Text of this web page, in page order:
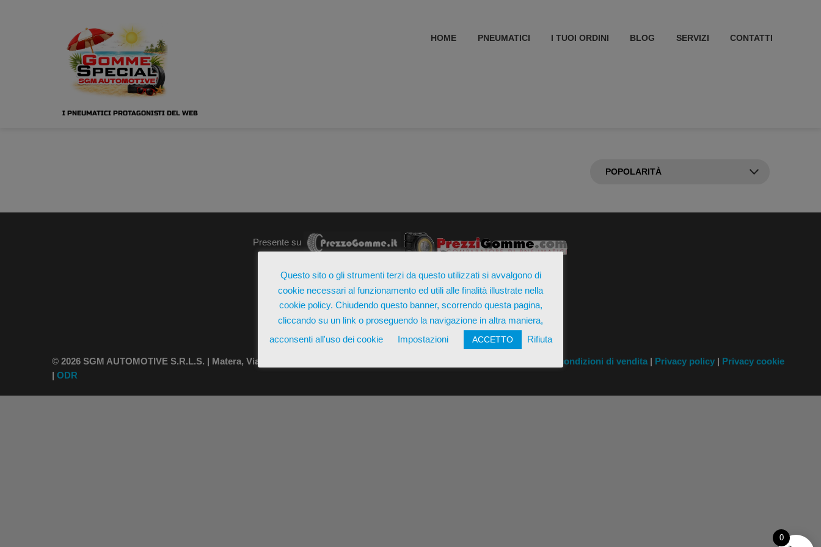
I PNEUMATICI PROTAGONISTI DEL WEB
HOME PNEUMATICI I TUOI ORDINI BLOG SERVIZI CONTATTI
Presente su
© 2026 SGM AUTOMOTIVE S.R.L.S. | Matera, Via Vincenzo Pizzilli 11/9 | P.IVA 01423940772 | REA MT-216173 | e condizioni di vendita | Privacy policy | Privacy cookie
| ODR
Questo sito o gli strumenti terzi da questo utilizzati si avvalgono di
cookie necessari al funzionamento ed utili alle finalità illustrate nella
cookie policy. Chiudendo questo banner, scorrendo questa pagina,
cliccando su un link o proseguendo la navigazione in altra maniera,
acconsenti all'uso dei cookie
Impostazioni ACCETTO Rifiuta
0